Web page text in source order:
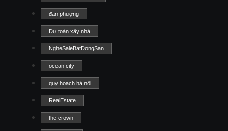
đan phượng
Dự toán xây nhà
NgheSaleBatDongSan
ocean city
quy hoạch hà nội
RealEstate
the crown